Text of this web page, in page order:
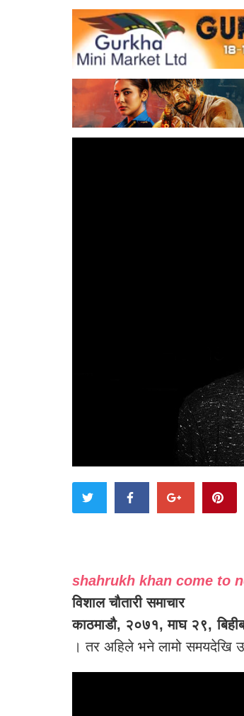
shahrukh khan come to
विशाल चौतारी समाचार
काठमाडौ, २०७१, माघ २९,
। तर अहिले भने लामो समयदेखि